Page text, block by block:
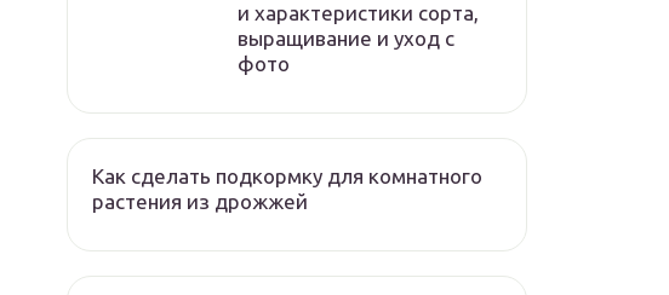
и характеристики сорта,
выращивание и уход с
фото
Как сделать подкормку для комнатного
растения из дрожжей